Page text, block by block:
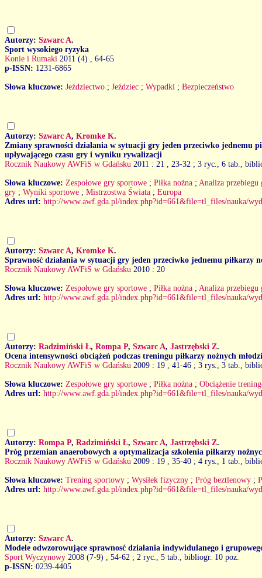
Autorzy: Szwarc A.
Sport wysokiego ryzyka
Konie i Rumaki 2011 (4)
, 64-65
p-ISSN: 1231-6865
Słowa kluczowe: Jeździectwo ; Jeździec ; Wypadki ; Bezpieczeństwo
Autorzy: Szwarc A, Kromke K.
Zmiany sprawności działania w sytuacji gry jeden przeciwko jednemu
upływającego czasu gry i wyniku rywalizacji
Rocznik Naukowy AWFiS w Gdańsku 2011 : 21 , 23-32 ; 3 ryc., 6 tab.,
Słowa kluczowe: Zespołowe gry sportowe ; Piłka nożna ; Analiza przebiegu
gry ; Wyniki sportowe ; Mistrzostwa Świata ; Europa
Adres url: http://www.awf.gda.pl/index.php?id=661&file=tl_files/nauka/
Autorzy: Szwarc A, Kromke K.
Sprawność działania w sytuacji gry jeden przeciwko jednemu piłkarzy
Rocznik Naukowy AWFiS w Gdańsku 2010 : 20
Słowa kluczowe: Zespołowe gry sportowe ; Piłka nożna ; Analiza przebiegu
Adres url: http://www.awf.gda.pl/index.php?id=661&file=tl_files/nauka/
Autorzy: Radzimiński Ł, Rompa P, Szwarc A, Jastrzębski Z.
Ocena intensywności obciążeń podczas treningu piłkarzy nożnych
Rocznik Naukowy AWFiS w Gdańsku 2009 : 19 , 41-46 ; 3 rys., 3 tab.,
Słowa kluczowe: Zespołowe gry sportowe ; Piłka nożna ; Obciążenie
Adres url: http://www.awf.gda.pl/index.php?id=661&file=tl_files/nauka/
Autorzy: Rompa P, Radzimiński Ł, Szwarc A, Jastrzębski Z.
Próg przemian anaerobowych a optymalizacja szkolenia piłkarzy
Rocznik Naukowy AWFiS w Gdańsku 2009 : 19 , 35-40 ; 4 rys., 1 tab.,
Słowa kluczowe: Trening sportowy ; Wysiłek fizyczny ; Próg beztlenowy ;
Adres url: http://www.awf.gda.pl/index.php?id=661&file=tl_files/nauka/
Autorzy: Szwarc A.
Modele odwzorowujące sprawnosć działania indywidulanego i
Sport Wyczynowy 2008 (7-9)
, 54-62 ; 2 ryc., 5 tab., bibliogr. 10 poz.
p-ISSN: 0239-4405